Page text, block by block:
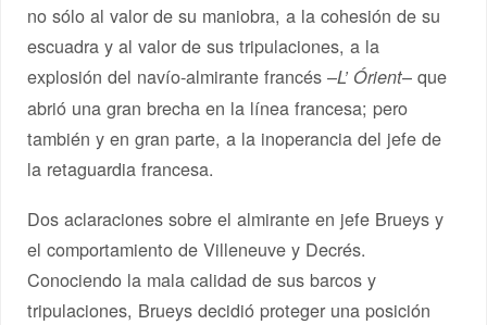
no sólo al valor de su maniobra, a la cohesión de su
escuadra y al valor de sus tripulaciones, a la
explosión del navío-almirante francés –L’ Órient– que
abrió una gran brecha en la línea francesa; pero
también y en gran parte, a la inoperancia del jefe de
la retaguardia francesa.
Dos aclaraciones sobre el almirante en jefe Brueys y
el comportamiento de Villeneuve y Decrés.
Conociendo la mala calidad de sus barcos y
tripulaciones, Brueys decidió proteger una posición